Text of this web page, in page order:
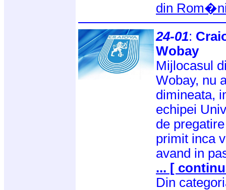
din
24-01:
Wobay
Mijlocasul
Wobay, nu
dimineata,
echipei
de
primit inca
avand in
... [
Din